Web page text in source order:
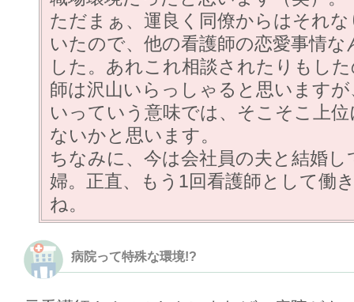
ただまぁ、運良く同僚からはそれ
いたので、他の看護師の恋愛事情
した。あれこれ相談されたりもし
師は沢山いらっしゃると思います
いっていう意味では、そこそこ上
ないかと思います。
ちなみに、今は会社員の夫と結婚
婦。正直、もう1回看護師として働
ね。
病院って特殊な環境!?